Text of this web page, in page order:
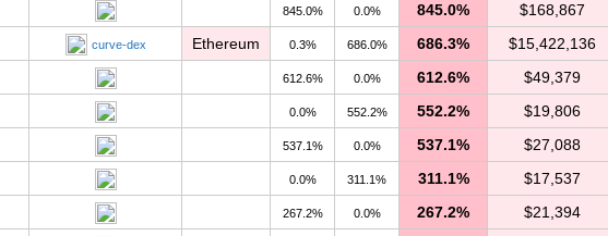
845.0% 0.0% 845.0% $168,867
curve-dex Ethereum 0.3% 686.0% 686.3% $15,422,136
612.6% 0.0% 612.6% $49,379
0.0% 552.2% 552.2% $19,806
537.1% 0.0% 537.1% $27,088
0.0% 311.1% 311.1% $17,537
267.2% 0.0% 267.2% $21,394